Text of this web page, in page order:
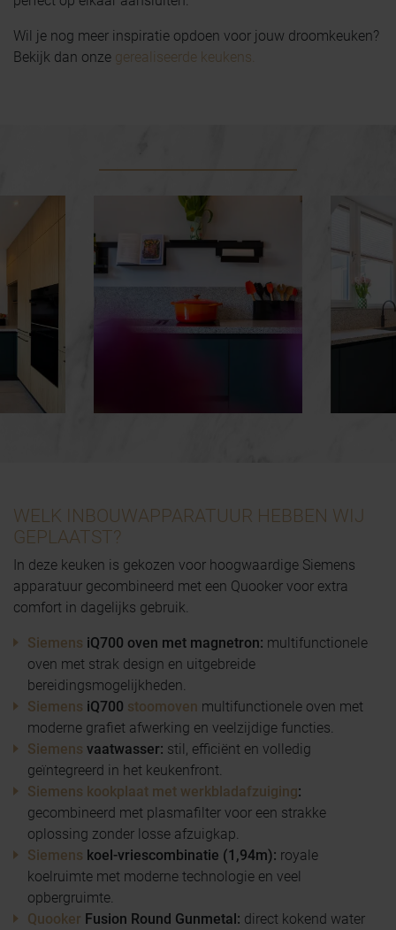
Wil je nog meer inspiratie opdoen voor jouw droomkeuken?
Bekijk dan onze gerealiseerde keukens.
WELK INBOUWAPPARATUUR HEBBEN WIJ
GEPLAATST?
In deze keuken is gekozen voor hoogwaardige Siemens
apparatuur gecombineerd met een Quooker voor extra
comfort in dagelijks gebruik.
Siemens iQ700 oven met magnetron: multifunctionele
oven met strak design en uitgebreide
bereidingsmogelijkheden.
Siemens iQ700 stoomoven multifunctionele oven met
moderne grafiet afwerking en veelzijdige functies.
Siemens vaatwasser: stil, efficiënt en volledig
geïntegreerd in het keukenfront.
Siemens kookplaat met werkbladafzuiging:
gecombineerd met plasmafilter voor een strakke
oplossing zonder losse afzuigkap.
Siemens koel-vriescombinatie (1,94m): royale
koelruimte met moderne technologie en veel
opbergruimte.
Quooker Fusion Round Gunmetal: direct kokend water